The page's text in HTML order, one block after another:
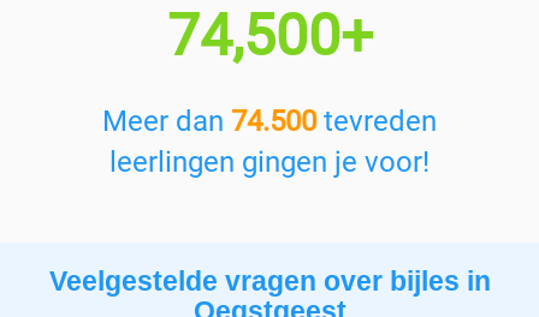
74,500+
Meer dan 74.500tevreden
leerlingen gingen je voor!
Veelgestelde vragen over bijles in